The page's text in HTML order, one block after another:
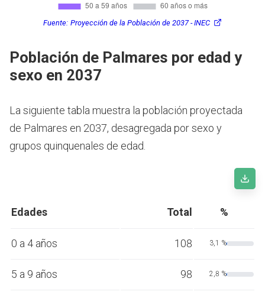
Fuente: Proyección de la Población de 2037 - INEC
Población de Palmares por edad y
sexo en 2037
La siguiente tabla muestra la población proyectada
de Palmares en 2037, desagregada por sexo y
grupos quinquenales de edad.
Edades Total %
0 a 4 años 108 3,1 %
5 a 9 años 98 2,8 %